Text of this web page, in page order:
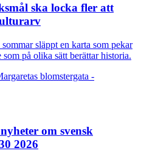
ska locka fler att
släppt en karta som pekar
på olika sätt berättar historia.
om svensk
2026